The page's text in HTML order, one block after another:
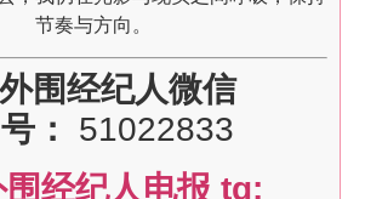
节奏与方向。
外围经纪人微信
号：
51022833
围经纪人电报 tg: